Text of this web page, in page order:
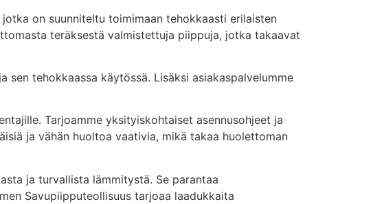
jotka on suunniteltu toimimaan tehokkaasti erilaisten
teräksestä valmistettuja piippuja, jotka takaavat
sen tehokkaassa käytössä. Lisäksi asiakaspalvelumme
Tarjoamme yksityiskohtaiset asennusohjeet ja
ja vähän huoltoa vaativia, mikä takaa huolettoman
ja turvallista lämmitystä. Se parantaa
Savupiipputeollisuus tarjoaa laadukkaita